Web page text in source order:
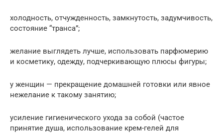
холодность, отчужденность, замкнутость, задумчивость,
состояние “транса”;
желание выглядеть лучше, использовать парфюмерию
и косметику, одежду, подчеркивающую плюсы фигуры;
у женщин — прекращение домашней готовки или явное
нежелание к такому занятию;
усиление гигиенического ухода за собой (частое
принятие душа, использование крем-гелей для